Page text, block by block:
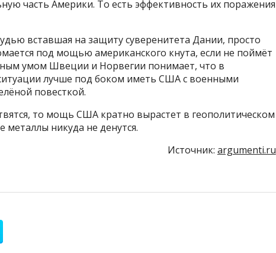
часть Америки. То есть эффективность их поражения
вставшая на защиту суверенитета Дании, просто
под мощью американского кнута, если не поймёт
умом Швеции и Норвегии понимает, что в
лучше под боком иметь США с военными
повесткой.
то мощь США кратно вырастет в геополитическом
металлы никуда не денутся.
Источник: argumenti.ru